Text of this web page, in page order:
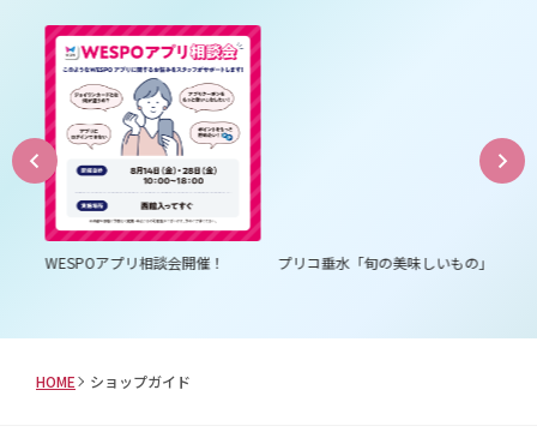
WESPOアプリ相談会開催！ プリコ垂水「旬の美味しいもの」
HOME ショップガイド